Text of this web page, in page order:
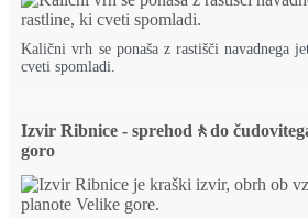
Kalični vrh se ponaša z rastišči navadnega
cveti spomladi.
Izvir Ribnice - sprehod🚶do
goro